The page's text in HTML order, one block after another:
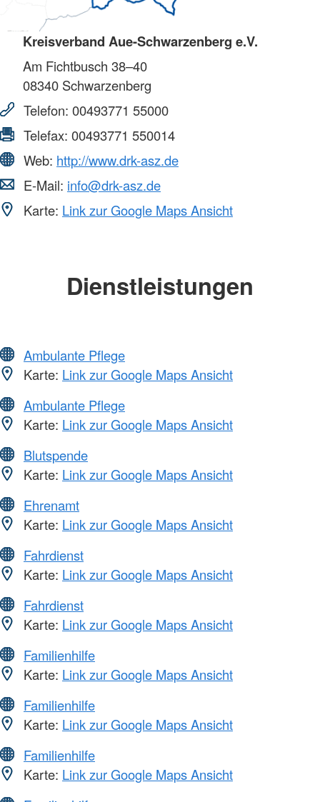
Kreisverband Aue-Schwarzenberg e.V.
Am Fichtbusch 38–40
08340 Schwarzenberg
Telefon: 00493771 55000
Telefax: 00493771 550014
Web: http://www.drk-asz.de
E-Mail: info@drk-asz.de
Karte: Link zur Google Maps Ansicht
Dienstleistungen
Ambulante Pflege
Karte: Link zur Google Maps Ansicht
Ambulante Pflege
Karte: Link zur Google Maps Ansicht
Blutspende
Karte: Link zur Google Maps Ansicht
Ehrenamt
Karte: Link zur Google Maps Ansicht
Fahrdienst
Karte: Link zur Google Maps Ansicht
Fahrdienst
Karte: Link zur Google Maps Ansicht
Familienhilfe
Karte: Link zur Google Maps Ansicht
Familienhilfe
Karte: Link zur Google Maps Ansicht
Familienhilfe
Karte: Link zur Google Maps Ansicht